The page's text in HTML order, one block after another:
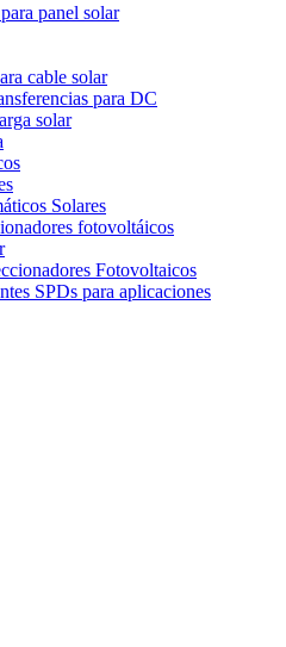
panel solar
cable solar
para DC
solar
Solares
fotovoltáicos
Fotovoltaicos
SPDs para aplicaciones